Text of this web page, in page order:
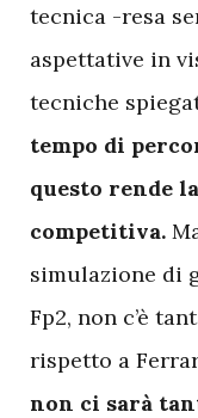
tecnica -resa
aspettative in
tecniche
tempo di
questo rende
competitiva.
simulazione di
Fp2, non c’è
rispetto a
non ci sarà